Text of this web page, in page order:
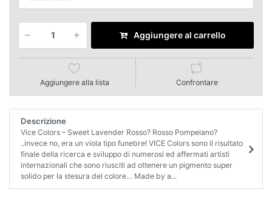
Aggiungere al carrello
Aggiungere alla lista Confrontare
Descrizione
Vice Colors – Sweet Lavender Rosso? Rosso Pompeiano?
..invece no, era un viola tipo funebre! VICE Colors sono il risultato
finale della ricerca e sviluppo di numerosi ed affermati artisti
internazionali che sono riusciti ad ottenere un pigmento super
solido per la stesura del colore… Made by a...